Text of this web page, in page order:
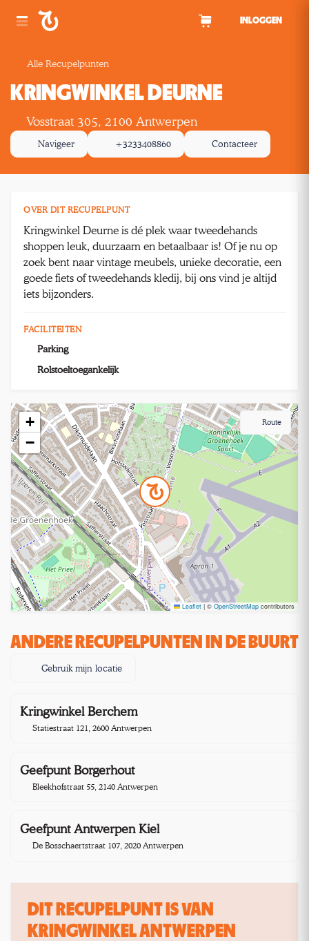
INLOGGEN
Alle Recupelpunten
KRINGWINKEL DEURNE
Vosstraat 305, 2100 Antwerpen
Navigeer +3233408860 Contacteer
OVER DIT RECUPELPUNT
Kringwinkel Deurne is dé plek waar tweedehands
shoppen leuk, duurzaam en betaalbaar is! Of je nu op
zoek bent naar vintage meubels, unieke decoratie, een
goede fiets of tweedehands kledij, bij ons vind je altijd
iets bijzonders.
FACILITEITEN
Parking
Rolstoeltoegankelijk
+
−
Leaflet | © OpenStreetMap contributors
Route
ANDERE RECUPELPUNTEN IN DE BUURT
Gebruik mijn locatie
Kringwinkel Berchem
Statiestraat 121, 2600 Antwerpen
Geefpunt Borgerhout
Bleekhofstraat 55, 2140 Antwerpen
Geefpunt Antwerpen Kiel
De Bosschaertstraat 107, 2020 Antwerpen
DIT RECUPELPUNT IS VAN
KRINGWINKEL ANTWERPEN